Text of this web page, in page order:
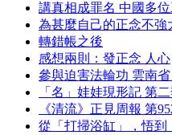
講真相成罪名 中國多
為甚麼自己的正念不強
轉錯帳之後
感想兩則：發正念 人心
參與迫害法輪功 雲南
「名」娃娃現形記 第二
《清流》正見周報 第
從「打掃浴缸」，悟到